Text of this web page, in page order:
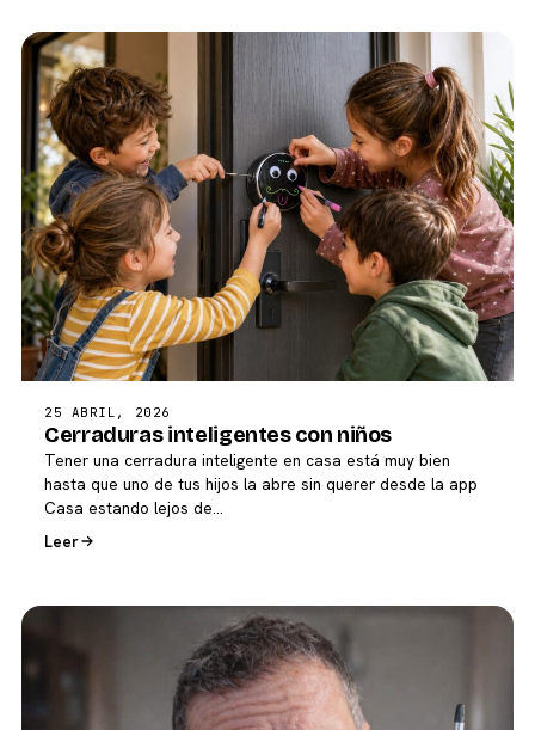
25 ABRIL, 2026
Cerraduras inteligentes con niños
Tener una cerradura inteligente en casa está muy bien
hasta que uno de tus hijos la abre sin querer desde la app
Casa estando lejos de…
Leer